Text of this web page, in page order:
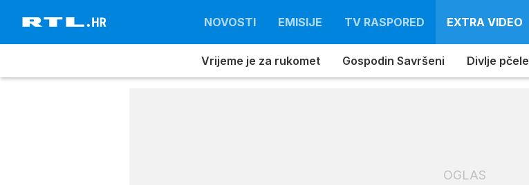
NOVOSTI EMISIJE TV RASPORED EXTRA VIDEO
Vrijeme je za rukomet Gospodin Savršeni Divlje pčele
OGLAS